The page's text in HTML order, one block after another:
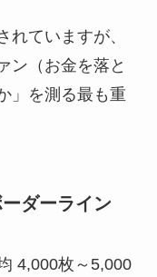
れていますが、
ン（お金を落と
」を測る最も重
ダーライン
4,000枚～5,000